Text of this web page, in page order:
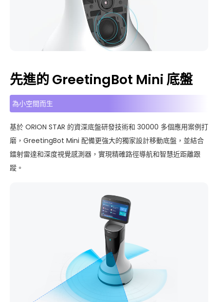
先進的 GreetingBot Mini 底盤
為小空間而生
基於 ORION STAR 的資深底盤研發技術和 30000 多個應用案例打
磨，GreetingBot Mini 配備更強大的獨家設計移動底盤，並結合
鐳射雷達和深度視覺感測器，實現精確路徑導航和智慧近距離跟
蹤。